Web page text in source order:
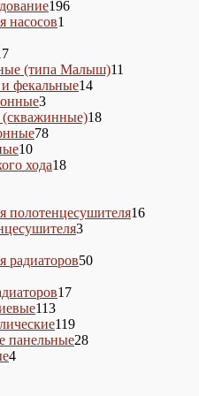
товара196196
насосов1
17
товаров
(типа Малыш)11
фекальные1414
33
товара 1818
7878
1010
товаров
хода1818
полотенцесушителя1616
33
радиаторов5050
1717
113113
товаров
119119
товаров
панельные2828
44